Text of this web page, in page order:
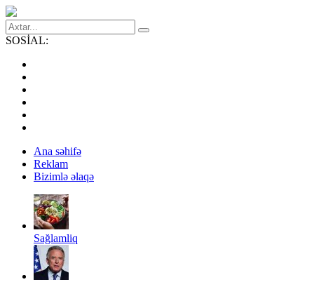
SOSİAL:
Ana səhifə
Reklam
Bizimlə əlaqə
Sağlamliq